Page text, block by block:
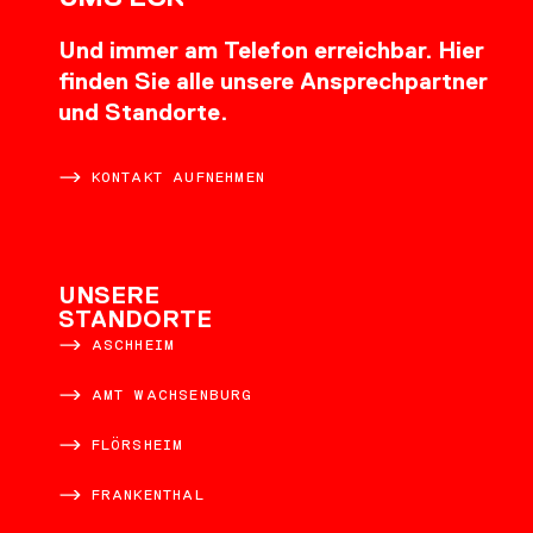
Und immer am Telefon erreichbar. Hier
finden Sie alle unsere Ansprechpartner
und Standorte.
KONTAKT AUFNEHMEN
UNSERE
STANDORTE
ASCHHEIM
AMT WACHSENBURG
FLÖRSHEIM
FRANKENTHAL